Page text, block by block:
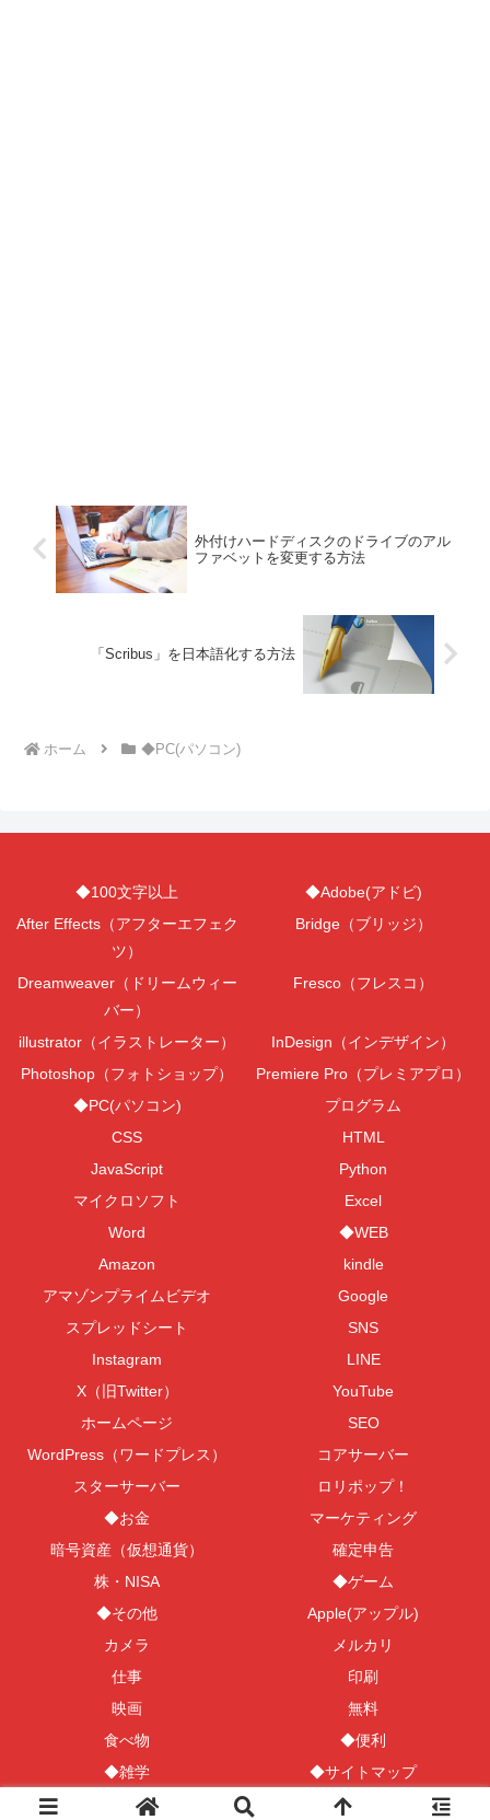
外付けハードディスクのドライブのアル
ファベットを変更する方法
「Scribus」を日本語化する方法
ホーム ◆PC(パソコン)
◆100文字以上
◆Adobe(アドビ)
After Effects（アフターエフェク
ツ）
Bridge（ブリッジ）
Dreamweaver（ドリームウィー
バー）
Fresco（フレスコ）
illustrator（イラストレーター）
InDesign（インデザイン）
Photoshop（フォトショップ）
Premiere Pro（プレミアプロ）
◆PC(パソコン)
プログラム
CSS
HTML
JavaScript
Python
マイクロソフト
Excel
Word
◆WEB
Amazon
kindle
アマゾンプライムビデオ
Google
スプレッドシート
SNS
Instagram
LINE
X（旧Twitter）
YouTube
ホームページ
SEO
WordPress（ワードプレス）
コアサーバー
スターサーバー
ロリポップ！
◆お金
マーケティング
暗号資産（仮想通貨）
確定申告
株・NISA
◆ゲーム
◆その他
Apple(アップル)
カメラ
メルカリ
仕事
印刷
映画
無料
食べ物
◆便利
◆雑学
◆サイトマップ
© 2019 100文字でわかる百科事典『100文字百科』.